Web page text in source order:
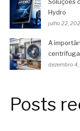
Soluções
Hydro
julho 22,
A
dezembro
Posts